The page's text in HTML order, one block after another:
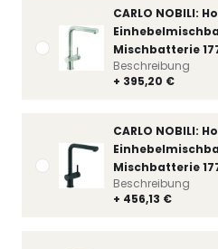
CARLO NOBILI:
Mischbatterie
+ 395,20 €
Beschreibung
CARLO NOBILI:
Mischbatterie
+ 456,13 €
Beschreibung